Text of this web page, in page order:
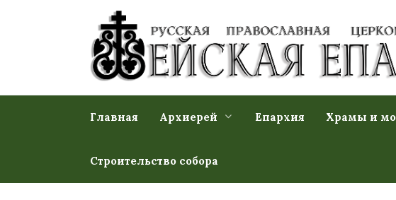
Главная Архиерей Епархия Храмы и
Строительство собора